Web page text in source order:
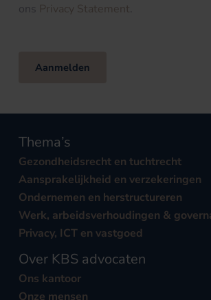
ons Privacy Statement.
Aanmelden
Thema’s
Gezondheidsrecht en tuchtrecht
Aansprakelijkheid en verzekeringen
Ondernemen en herstructureren
Werk, arbeidsverhoudingen &
Privacy, ICT en vastgoed
Over KBS advocaten
Ons kantoor
Onze mensen